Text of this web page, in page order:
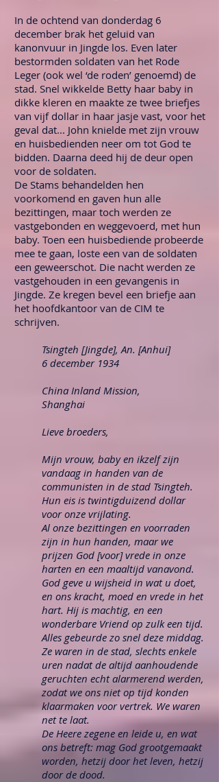
In de ochtend van donderdag 6
december brak het geluid van
kanonvuur in Jingde los. Even later
bestormden soldaten van het Rode
Leger (ook wel ‘de roden’ genoemd) de
stad. Snel wikkelde Betty haar baby in
dikke kleren en maakte ze twee briefjes
van vijf dollar in haar jasje vast, voor het
geval dat... John knielde met zijn vrouw
en huisbedienden neer om tot God te
bidden. Daarna deed hij de deur open
voor de soldaten.
De Stams behandelden hen
voorkomend en gaven hun alle
bezittingen, maar toch werden ze
vastgebonden en weggevoerd, met hun
baby. Toen een huisbediende probeerde
mee te gaan, loste een van de soldaten
een geweerschot. Die nacht werden ze
vastgehouden in een gevangenis in
Jingde. Ze kregen bevel een briefje aan
het hoofdkantoor van de CIM te
schrijven.
Tsingteh [Jingde], An. [Anhui]
6 december 1934
China Inland Mission,
Shanghai
Lieve broeders,
Mijn vrouw, baby en ikzelf zijn
vandaag in handen van de
communisten in de stad Tsingteh.
Hun eis is twintigduizend dollar
voor onze vrijlating.
Al onze bezittingen en voorraden
zijn in hun handen, maar we
prijzen God [voor] vrede in onze
harten en een maaltijd vanavond.
God geve u wijsheid in wat u doet,
en ons kracht, moed en vrede in het
hart. Hij is machtig, en een
wonderbare Vriend op zulk een tijd.
Alles gebeurde zo snel deze middag.
Ze waren in de stad, slechts enkele
uren nadat de altijd aanhoudende
geruchten echt alarmerend werden,
zodat we ons niet op tijd konden
klaarmaken voor vertrek. We waren
net te laat.
De Heere zegene en leide u, en wat
ons betreft: mag God grootgemaakt
worden, hetzij door het leven, hetzij
door de dood.